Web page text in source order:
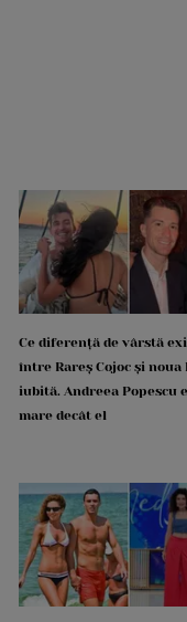
Ce diferență de vârstă
între Rareș Cojoc și noua
iubită. Andreea Popescu
mare decât el